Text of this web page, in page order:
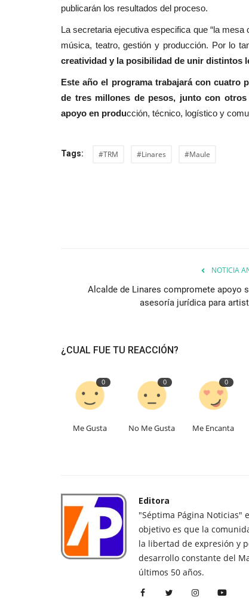
publicarán los resultados del proceso.
La secretaria ejecutiva especifica que “la
música, teatro, gestión y producción. Por lo
creatividad y la posibilidad de unir distintos
Este año el programa trabajará con cuatro
de tres millones de pesos, junto con
apoyo en producción, técnico, logístico y
Tags: #TRM #Linares #Maule
NOTICIA
Alcalde de Linares compromete apoyo
asesoría jurídica para
¿CUAL FUE TU REACCIÓN?
0
Me Gusta
0
No Me Gusta
0
Me Encanta
Editora
"Séptima Página Noticias"
objetivo es que la
la libertad de expresión y
desarrollo constante del
últimos 50 años.